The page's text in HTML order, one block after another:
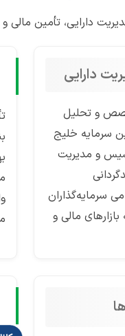
دارایی، تأمین
دارایی
و تحلیل
سرمایه خلیج
و مدیریت
سرمایه‌گذاران
مالی و